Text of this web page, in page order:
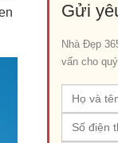
Gửi
Nhà Đẹp
vấn cho